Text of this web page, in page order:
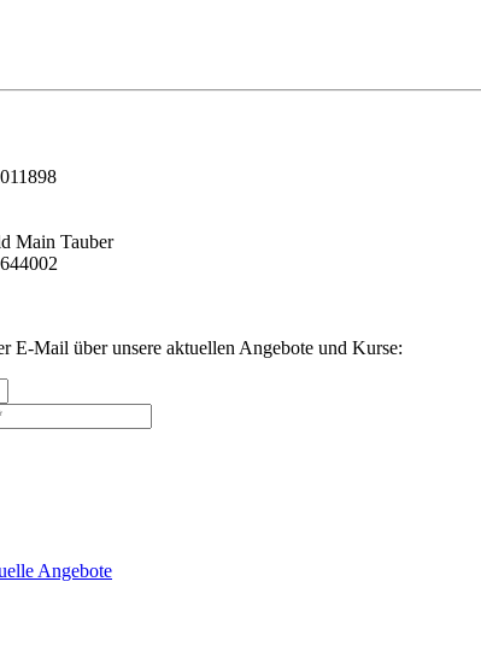
Main Tauber
E-Mail über unsere aktuellen Angebote und Kurse:
Angebote